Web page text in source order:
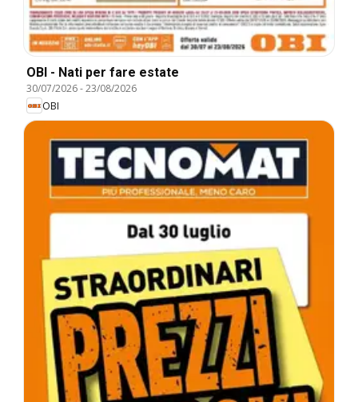
OBI - Nati per fare estate
30/07/2026-23/08/2026
OBI